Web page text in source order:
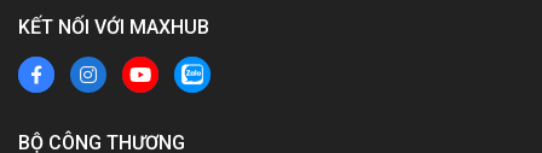
KẾT NỐI VỚI MAXHUB
BỘ CÔNG THƯƠNG